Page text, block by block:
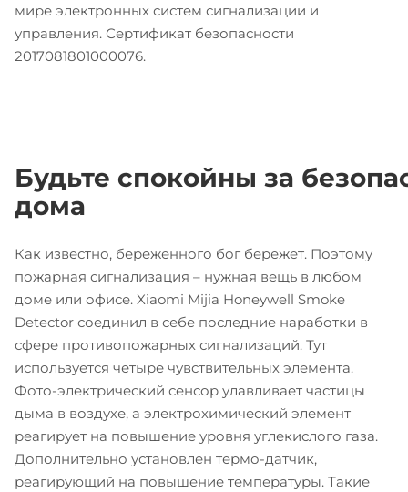
мире электронных систем сигнализации и
управления. Сертификат безопасности
2017081801000076.
Будьте спокойны за
дома
Как известно, береженного бог бережет. Поэтому
пожарная сигнализация – нужная вещь в любом
доме или офисе. Xiaomi Mijia Honeywell Smoke
Detector соединил в себе последние наработки в
сфере противопожарных сигнализаций. Тут
используется четыре чувствительных элемента.
Фото-электрический сенсор улавливает частицы
дыма в воздухе, а электрохимический элемент
реагирует на повышение уровня углекислого газа.
Дополнительно установлен термо-датчик,
реагирующий на повышение температуры. Такие